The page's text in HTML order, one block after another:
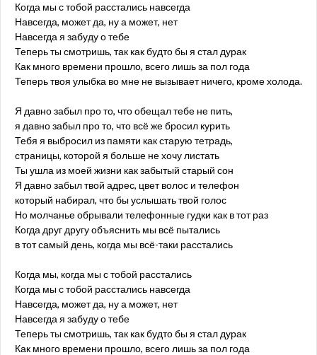
Когда мы с тобой расстались навсегда
Навсегда, может да, ну а может, нет
Навсегда я забуду о тебе
Теперь ты смотришь, так как будто бы я стал дурак
Как много времени прошло, всего лишь за пол года
Теперь твоя улыбка во мне не вызывает ничего, кроме холода.
Я давно забыл про то, что обещал тебе не пить,
я давно забыл про то, что всё же бросил курить
Тебя я выбросил из памяти как старую тетрадь,
страницы, которой я больше не хочу листать
Ты ушла из моей жизни как забытый старый сон
Я давно забыл твой адрес, цвет волос и телефон
который набирал, что бы услышать твой голос
Но молчанье обрывали телефонные гудки как в тот раз
Когда друг другу объяснить мы всё пытались
в тот самый день, когда мы всё-таки расстались
Когда мы, когда мы с тобой расстались
Когда мы с тобой расстались навсегда
Навсегда, может да, ну а может, нет
Навсегда я забуду о тебе
Теперь ты смотришь, так как будто бы я стал дурак
Как много времени прошло, всего лишь за пол года